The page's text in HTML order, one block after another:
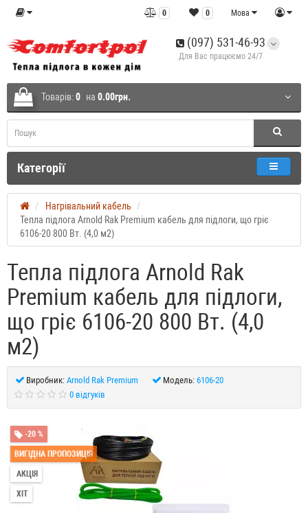
Мова
0
0
(097) 531-46-93
Для Вас працюємо 24/7
Товарів:0 на 0.00грн.
Категорії
Нагрівальний кабель
Тепла підлога Arnold Rak Premium кабель для підлоги, що гріє
6106-20 800 Вт. (4,0 м2)
Тепла підлога Arnold Rak
Premium кабель для підлоги,
що гріє 6106-20 800 Вт. (4,0
м2)
Виробник: Arnold Rak Premium Модель: 6106-20
0 відгуків
-20 %
ВИГІДНА ПРОПОЗИЦІЯ
АКЦІЯ
ХІТ